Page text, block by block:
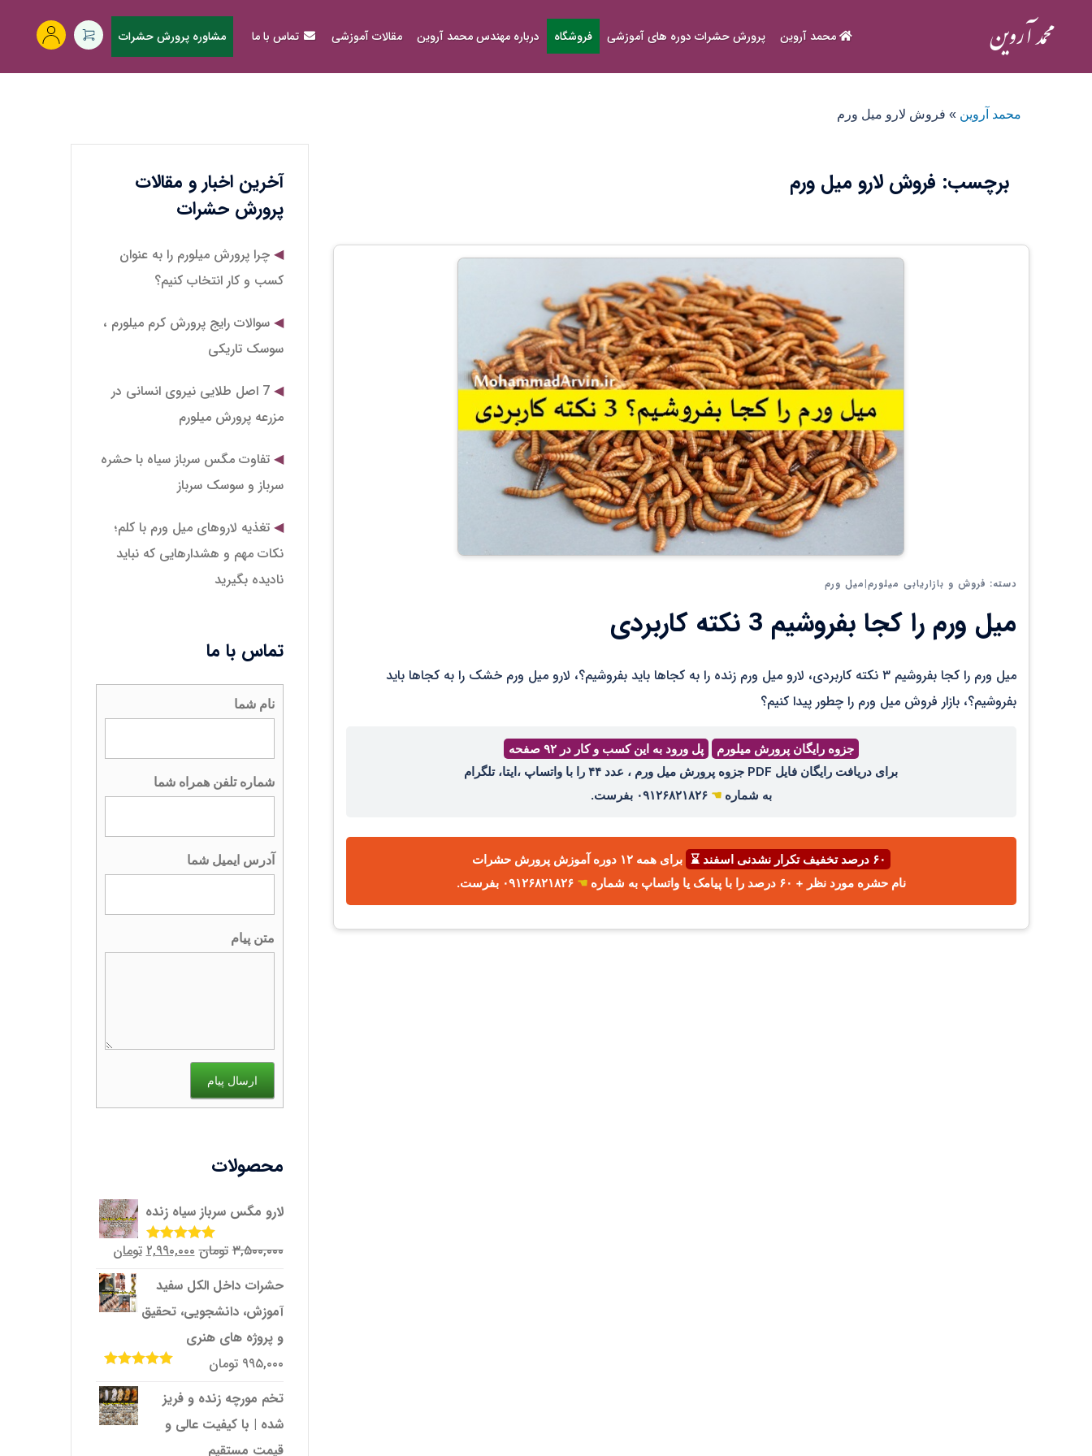
محمد آروین پرورش حشرات دوره های آموزشی فروشگاه درباره مهندس محمد آروین مقالات آموزشی تماس با ما مشاوره پرورش حشرات
محمد آروین » فروش لارو میل ورم
برچسب: فروش لارو میل ورم
دسته: فروش و بازاریابی میلورم|میل ورم
میل ورم را کجا بفروشیم 3 نکته کاربردی
میل ورم را کجا بفروشیم ۳ نکته کاربردی، لارو میل ورم زنده را به کجاها باید بفروشیم؟، لارو میل ورم خشک را به کجاها باید
بفروشیم؟، بازار فروش میل ورم را چطور پیدا کنیم؟
جزوه رایگان پرورش میلورم
پل ورود به این کسب و کار در ۹۲ صفحه
برای دریافت رایگان فایل PDF جزوه پرورش میل ورم ، عدد ۴۴ را با واتساپ ،ایتا، تلگرام
به شماره☚ ۰۹۱۲۶۸۲۱۸۲۶ بفرست.
۶۰ درصد تخفیف تکرار نشدنی اسفند ⌛
برای همه ۱۲ دوره آموزش پرورش حشرات
نام حشره مورد نظر + ۶۰ درصد را با پیامک یا واتساپ به شماره
☚ ۰۹۱۲۶۸۲۱۸۲۶ بفرست.
آخرین اخبار و مقالات
پرورش حشرات
چرا پرورش میلورم را به عنوان
کسب و کار انتخاب کنیم؟
سوالات رایج پرورش کرم میلورم ،
سوسک تاریکی
7 اصل طلایی نیروی انسانی در
مزرعه پرورش میلورم
تفاوت مگس سرباز سیاه با حشره
سرباز و سوسک سرباز
تغذیه لاروهای میل‌ ورم با کلم؛
نکات مهم و هشدارهایی که نباید
نادیده بگیرید
تماس با ما
نام شما
شماره تلفن همراه شما
آدرس ایمیل شما
متن پیام
ارسال پیام
محصولات
لارو مگس سرباز سیاه زنده
امتیاز5.00از
۳,۵۰۰,۰۰۰ تومانقیمت
اصلی
۳,۵۰۰,۰۰۰تومان
۲,۹۹۰,۰۰۰ تومان
فعلی
حشرات داخل الکل سفید
آموزش، دانشجویی، تحقیق
و پروژه‌ های هنری
۹۹۵,۰۰۰ تومان
تخم مورچه زنده و فریز
شده | با کیفیت عالی و
قیمت مستقیم